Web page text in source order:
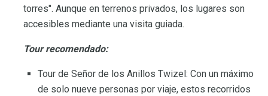
torres". Aunque en terrenos privados, los lugares son
accesibles mediante una visita guiada.
Tour recomendado:
Tour de Señor de los Anillos Twizel: Con un máximo
de solo nueve personas por viaje, estos recorridos